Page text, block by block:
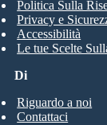
Di
Riguardo a noi
Contattaci
Politica Sulla
Privacy e
Accessibilità
Le tue Scelte